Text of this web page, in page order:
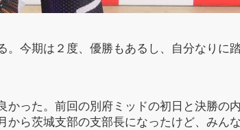
今期は２度、優勝もあるし、自分なりに
った。前回の別府ミッドの初日と決勝の
ら茨城支部の支部長になったけど、みん